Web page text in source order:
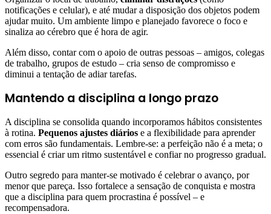
notificações e celular), e até mudar a disposição dos objetos podem
ajudar muito. Um ambiente limpo e planejado favorece o foco e
sinaliza ao cérebro que é hora de agir.
Além disso, contar com o apoio de outras pessoas – amigos, colegas
de trabalho, grupos de estudo – cria senso de compromisso e
diminui a tentação de adiar tarefas.
Mantendo a disciplina a longo prazo
A disciplina se consolida quando incorporamos hábitos consistentes
à rotina. Pequenos ajustes diários e a flexibilidade para aprender
com erros são fundamentais. Lembre-se: a perfeição não é a meta; o
essencial é criar um ritmo sustentável e confiar no progresso gradual.
Outro segredo para manter-se motivado é celebrar o avanço, por
menor que pareça. Isso fortalece a sensação de conquista e mostra
que a disciplina para quem procrastina é possível – e
recompensadora.